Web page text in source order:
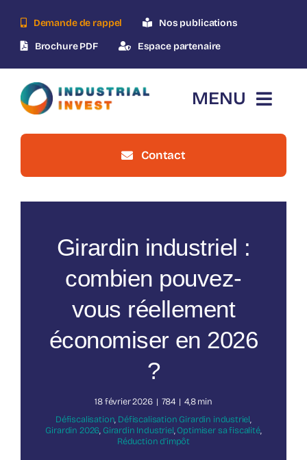
content
Demande de rappel
Nos publications
Brochure PDF
Espace partenaire
MENU
Qui-sommes-nous ?
Le dispositif
Nos publications
Contact
Girardin industriel :
combien pouvez-
vous réellement
économiser en 2026
?
18 février 2026 | 784 | 4,8 min
Défiscalisation, Défiscalisation Girardin industriel,
Girardin 2026, Girardin Industriel,Optimiser sa fiscalité,
Réduction d’impôt